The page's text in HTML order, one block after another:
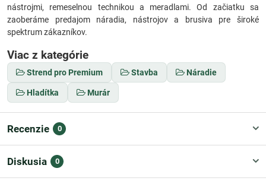
nástrojmi, remeselnou technikou a meradlami. Od začiatku sa
zaoberáme predajom náradia, nástrojov a brusiva pre široké
spektrum zákazníkov.
Viac z kategórie
Strend pro Premium Stavba Náradie
Hladítka Murár
Recenzie 0
Diskusia 0